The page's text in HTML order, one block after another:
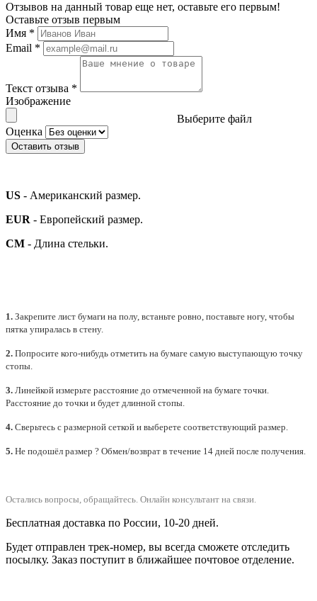
Отзывов на данный товар еще нет, оставьте его первым!
Оставьте отзыв первым
Имя *
Email *
Текст отзыва *
Изображение
Выберите файл
Оценка
Оставить отзыв
US - Американский размер.
EUR - Европейский размер.
СМ - Длина стельки.
1. Закрепите лист бумаги на полу, встаньте ровно, поставьте ногу, чтобы
пятка упиралась в стену.
2. Попросите кого-нибудь отметить на бумаге самую выступающую точку
стопы.
3. Линейкой измерьте расстояние до отмеченной на бумаге точки.
Расстояние до точки и будет длинной стопы.
4. Сверьтесь с размерной сеткой и выберете соответствующий размер.
5. Не подошёл размер ? Обмен/возврат в течение 14 дней после получения.
Остались вопросы, обращайтесь. Онлайн консультант на связи.
Бесплатная доставка по России, 10-20 дней.
Будет отправлен трек-номер, вы всегда сможете отследить
посылку. Заказ поступит в ближайшее почтовое отделение.